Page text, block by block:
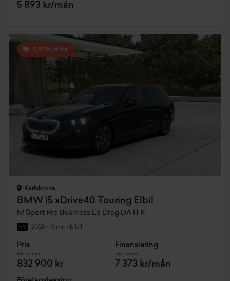
5 893 kr/mån
0,95% ränta
Karlskrona
BMW i5 xDrive40 Touring Elbil
M Sport Pro Business Ed Drag DA H K
NY 2026 • 0 mil • Elbil
Pris
Inkl. moms
832 900 kr
Finansiering
Inkl. moms
7 373 kr/mån